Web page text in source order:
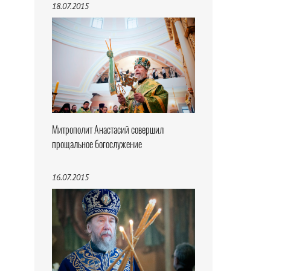
18.07.2015
Митрополит Анастасий совершил
прощальное богослужение
16.07.2015